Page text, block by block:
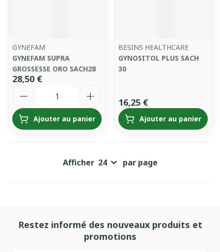
GYNEFAM
GYNEFAM SUPRA
GROSSESSE ORO SACH28
28,50 €
Ajouter au panier
BESINS HEALTHCARE
GYNOSITOL PLUS SACH
30
16,25 €
Ajouter au panier
Afficher par page
Restez informé des nouveaux produits et
promotions